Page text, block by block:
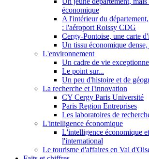
économique
A l'intérieur du
: l'aéroport Roissy CDG
Cergy-Pontoise, une carte
Un tissu économique
L'environnement
Un cadre de vie
Le point sur...
Un peu d'histoire et de
La recherche et l'innovation
CY Cergy Paris Université
Paris Region Entreprises
Les laboratoires de
L'intelligence économique
L'intelligence économique
l'international
Le tourisme d'affaires en Val